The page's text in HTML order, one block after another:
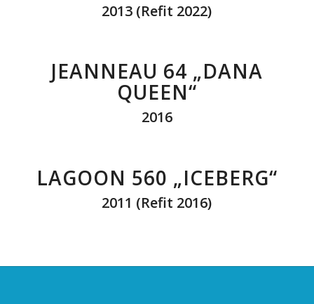
2013 (Refit 2022)
JEANNEAU 64 „DANA
QUEEN“
2016
LAGOON 560 „ICEBERG“
2011 (Refit 2016)